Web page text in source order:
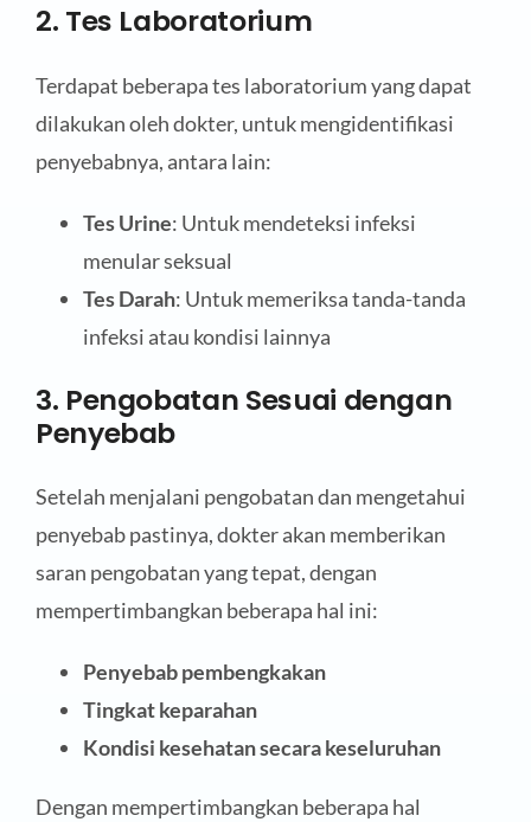
2. Tes Laboratorium
Terdapat beberapa tes laboratorium yang dapat
dilakukan oleh dokter, untuk mengidentifikasi
penyebabnya, antara lain:
Tes Urine: Untuk mendeteksi infeksi
menular seksual
Tes Darah: Untuk memeriksa tanda-tanda
infeksi atau kondisi lainnya
3. Pengobatan Sesuai dengan
Penyebab
Setelah menjalani pengobatan dan mengetahui
penyebab pastinya, dokter akan memberikan
saran pengobatan yang tepat, dengan
mempertimbangkan beberapa hal ini:
Penyebab pembengkakan
Tingkat keparahan
Kondisi kesehatan secara keseluruhan
Dengan mempertimbangkan beberapa hal